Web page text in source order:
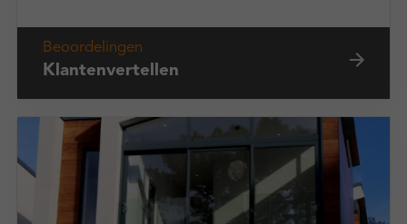
Beoordelingen
Klantenvertellen